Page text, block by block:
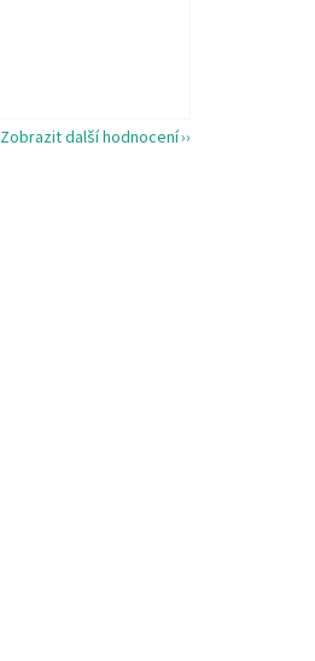
Zobrazit další hodnocení